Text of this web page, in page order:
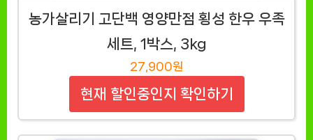
농가살리기 고단백 영양만점 횡성 한우 우족
세트, 1박스, 3kg
27,900원
현재 할인중인지 확인하기